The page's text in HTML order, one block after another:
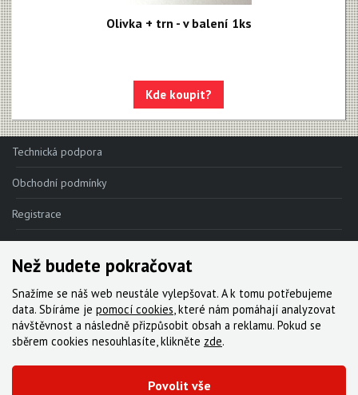
Olivka + trn - v balení 1ks
Kde koupit?
Technická podpora
Obchodní podmínky
Registrace
Reklamace
Kde nakoupit
Kontakt
Servis
Ke stažení
Než budete pokračovat
Snažíme se náš web neustále vylepšovat. A k tomu potřebujeme
data. Sbíráme je pomocí cookies, které nám pomáhají analyzovat
návštěvnost a následně přizpůsobit obsah a reklamu. Pokud se
sběrem cookies nesouhlasíte, klikněte zde.
Povolit vše